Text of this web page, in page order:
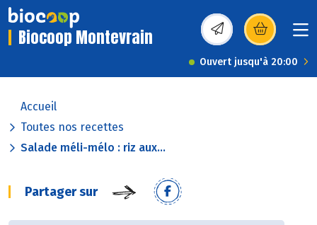
Biocoop Montevrain (s’ouvre dans une
Ouvert jusqu'à 20:00
Accueil
Toutes nos recettes
Salade méli-mélo : riz aux...
Partager sur